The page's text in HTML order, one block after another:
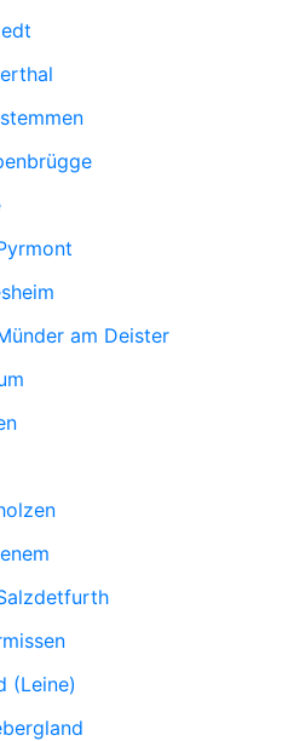
am Deister
(Leine)